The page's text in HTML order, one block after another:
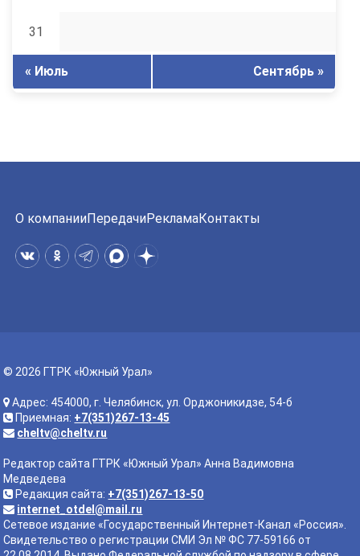
31
« Июль Сентябрь »
О компанииПередачиРекламаКонтакты
© 2026 ГТРК «Южный Урал»
Адрес: 454000, г. Челябинск, ул. Орджоникидзе, 54-б
Приемная: +7(351)267-13-45
cheltv@cheltv.ru
Редактор сайта ГТРК «Южный Урал» Анна Вадимовна
Медведева
Редакция сайта: +7(351)267-13-50
internet_otdel@mail.ru
Сетевое издание «Государственный Интернет-Канал «Россия».
Свидетельство о регистрации СМИ Эл № ФС 77-59166 от